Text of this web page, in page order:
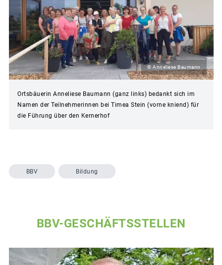
© Anneliese Baumann
Ortsbäuerin Anneliese Baumann (ganz links) bedankt sich im
Namen der Teilnehmerinnen bei Timea Stein (vorne kniend) für
die Führung über den Kernerhof
BBV Bildung
BBV-GESCHÄFTSSTELLEN